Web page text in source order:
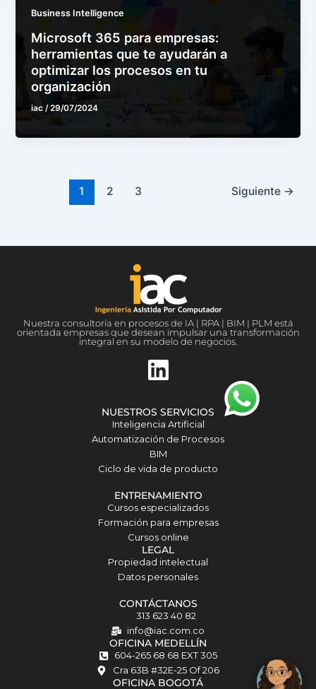
Business Intelligence
Microsoft 365 para empresas:
herramientas que te ayudarán a
optimizar los procesos en tu
organización
iac /29/07/2024
1 2 3 Siguiente →
Nuestra consultoría en procesos de IA | RPA | BIM | PLM está
orientada empresas que desean impulsar una transformación
integral en su modelo de negocios.
L
i
n
k
e
d
i
n
NUESTROS SERVICIOS
Inteligencia Artificial
Automatización de Procesos
BIM
Ciclo de vida de producto
ENTRENAMIENTO
Cursos especializados
Formación para empresas
Cursos online
LEGAL
Propiedad intelectual
Datos personales
CONTÁCTANOS
313 623 40 82
info@iac.com.co
OFICINA MEDELLÍN
604-265 68 68 EXT 305
Cra 63B #32E-25 Of 206
OFICINA BOGOTÁ